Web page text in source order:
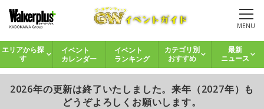
MENU
エリアから探
す
イベント
カレンダー
イベント
ランキング
カテゴリ別
おすすめ
最新
ニュース
2026年の更新は終了いたしました。来年（2027年）も
どうぞよろしくお願いします。